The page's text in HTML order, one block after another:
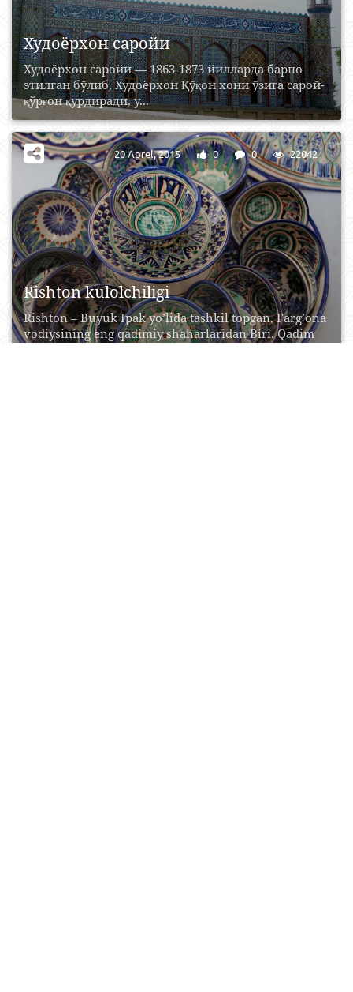
Худоёрхон саройи
Худоёрхон саройи — 1863-1873 йилларда барпо
этилган бўлиб, Худоёрхон Қўқон хони ўзига сарой-
қўрғон қурдиради, у...
Rishton kulolchiligi
Rishtоn – Buyuk Ipаk yo’lidа tаshkil tоpgаn, Fаrg’оnа
vоdiysining eng qаdimiy shаhаrlаridаn Biri. Qаdim
20 Aprel, 2015 0 0 22042